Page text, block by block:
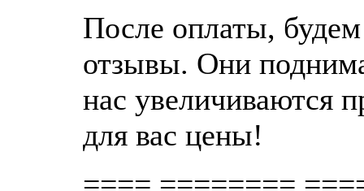
После оплаты,
отзывы. Они
нас увеличиваются
для вас цены!
==== ========